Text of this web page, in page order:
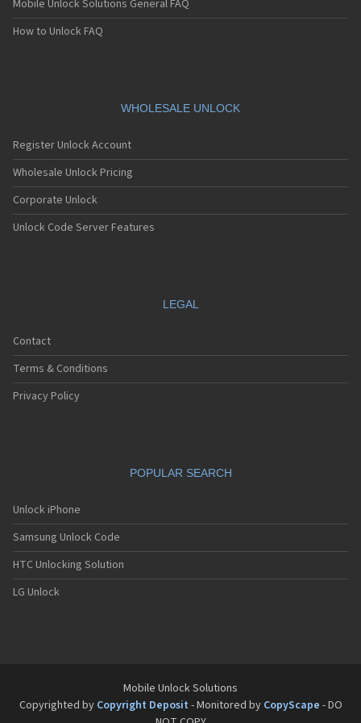
Sagem MC939
Sagem MC940
Sagem MC942
Sagem MC956
Sagem MC959
Sagem MC959 R
Sagem MU2005
Sagem MW-X1
Sagem MW3020
Sagem MW3022
Sagem MW3052
Sagem MW3062
Sagem MW932
Sagem MW936
Sagem MW959 GPRS
Sagem MW979
Sagem MW979 GPRS
Sagem my100x
Sagem my101X
Sagem my150X
Sagem my212x
Mobile Unlock Solutions General FAQ
How to Unlock FAQ
WHOLESALE UNLOCK
Register Unlock Account
Wholesale Unlock Pricing
Corporate Unlock
Unlock Code Server Features
LEGAL
Contact
Terms & Conditions
Privacy Policy
POPULAR SEARCH
Unlock iPhone
Samsung Unlock Code
HTC Unlocking Solution
LG Unlock
Mobile Unlock Solutions
Copyrighted by Copyright Deposit - Monitored by CopyScape - DO